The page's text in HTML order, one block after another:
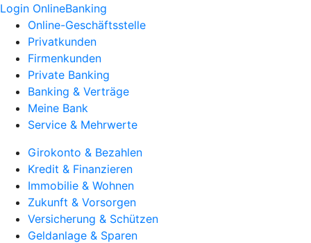
Login OnlineBanking
Online-Geschäftsstelle
Privatkunden
Firmenkunden
Private Banking
Banking & Verträge
Meine Bank
Service & Mehrwerte
Girokonto & Bezahlen
Kredit & Finanzieren
Immobilie & Wohnen
Zukunft & Vorsorgen
Versicherung & Schützen
Geldanlage & Sparen